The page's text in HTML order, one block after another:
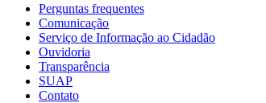
Perguntas frequentes
Comunicação
Serviço de Informação ao Cidadão
Ouvidoria
Transparência
SUAP
Contato